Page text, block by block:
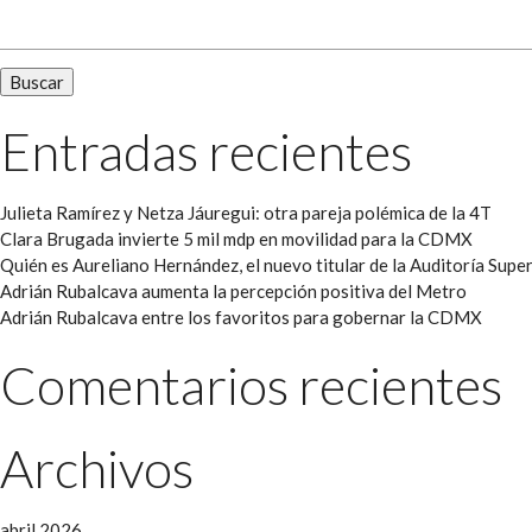
Entradas recientes
Julieta Ramírez y Netza Jáuregui: otra pareja polémica de la 4T
Clara Brugada invierte 5 mil mdp en movilidad para la CDMX
Quién es Aureliano Hernández, el nuevo titular de la Auditoría
Adrián Rubalcava aumenta la percepción positiva del Metro
Adrián Rubalcava entre los favoritos para gobernar la CDMX
Comentarios recientes
Archivos